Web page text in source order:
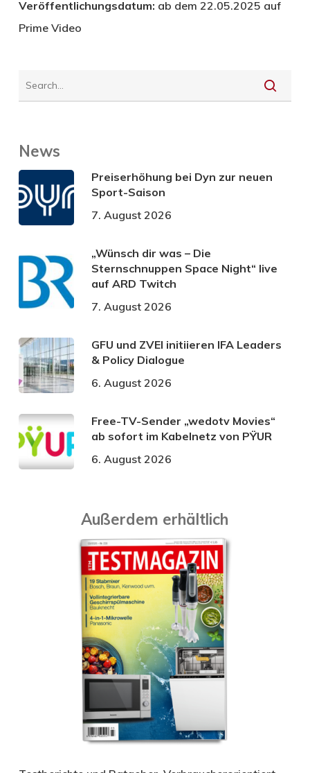
Veröffentlichungsdatum: ab dem 22.05.2025 auf
Prime Video
News
Preiserhöhung bei Dyn zur neuen
Sport-Saison
7. August 2026
„Wünsch dir was – Die
Sternschnuppen Space Night“ live
auf ARD Twitch
7. August 2026
GFU und ZVEI initiieren IFA Leaders
& Policy Dialogue
6. August 2026
Free-TV-Sender „wedotv Movies“
ab sofort im Kabelnetz von PŸUR
6. August 2026
Außerdem erhältlich